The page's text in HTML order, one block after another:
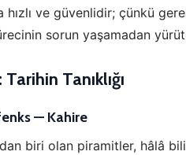
ve güvenlidir; çünkü
sorun yaşamadan
Tanıklığı
— Kahire
biri olan piramitler, hâlâ